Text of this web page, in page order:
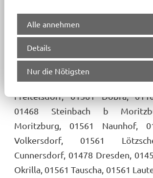
01471 Berbisdorf, 01561
Bärwalde, 01471
Zschorna, 01471 Bärnsdorf,
01561 Ebersbach, 01458
Würschnitz, 01561
Freitelsdorf, 01561 Dobra,
01468 Steinbach b
Moritzburg, 01561 Naunhof,
Volkersdorf, 01561
Cunnersdorf, 01478 Dresden,
Okrilla, 01561 Tauscha, 01561
Alle annehmen
Details
Nur die Nötigsten